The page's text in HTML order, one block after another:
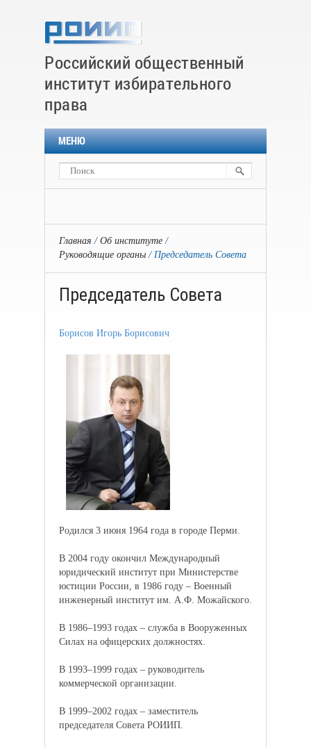
Российский общественный
институт избирательного
права
МЕНЮ
Главная
Об институте
Руководящие органы
Председатель Совета
Председатель Совета
Борисов Игорь Борисович
Родился 3 июня 1964 года в городе Перми.
В 2004 году окончил Международный
юридический институт при Министерстве
юстиции России, в 1986 году – Военный
инженерный институт им. А.Ф. Можайского.
В 1986–1993 годах – служба в Вооруженных
Силах на офицерских должностях.
В 1993–1999 годах – руководитель
коммерческой организации.
В 1999–2002 годах – заместитель
председателя Совета РОИИП.